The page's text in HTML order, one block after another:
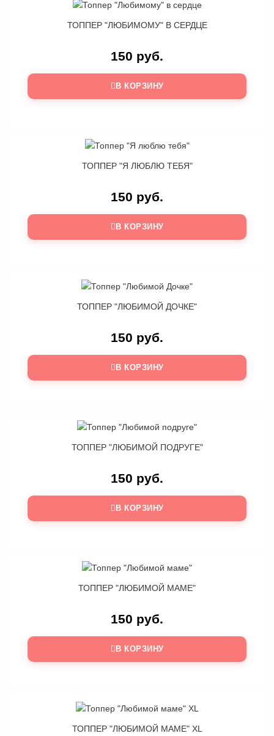
ТОППЕР "ЛЮБИМОМУ" В СЕРДЦЕ
150 руб.
В КОРЗИНУ
ТОППЕР "Я ЛЮБЛЮ ТЕБЯ"
150 руб.
В КОРЗИНУ
ТОППЕР "ЛЮБИМОЙ ДОЧКЕ"
150 руб.
В КОРЗИНУ
ТОППЕР "ЛЮБИМОЙ ПОДРУГЕ"
150 руб.
В КОРЗИНУ
ТОППЕР "ЛЮБИМОЙ МАМЕ"
150 руб.
В КОРЗИНУ
ТОППЕР "ЛЮБИМОЙ МАМЕ" XL